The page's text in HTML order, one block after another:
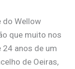
do Wellow
que muito nos
24 anos de um
de Oeiras,